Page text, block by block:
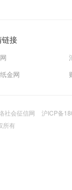
链接
金网
社会征信网
沪ICP备
所有